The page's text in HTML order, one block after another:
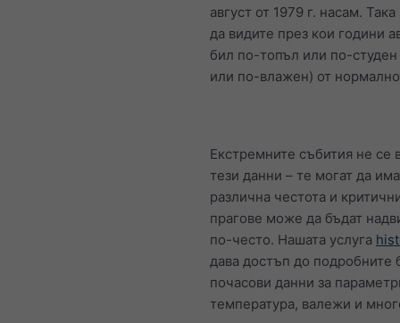
август от 1979 г. насам.
да видите през кои години
бил по-топъл или по-
или по-влажен) от
Екстремните събития не се
тези данни – те могат да
различна честота и
прагове може да бъдат
по-често. Нашата услуга
дава достъп до подробните
почасови данни за
температура, валежи и